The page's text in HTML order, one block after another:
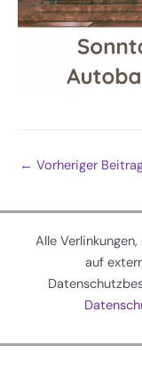
← Vorheriger
Alle
auf